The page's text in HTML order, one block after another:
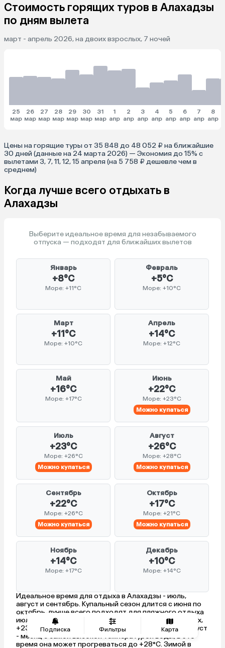
Подписка Фильтры Карта
Стоимость горящих туров в Алахадзы
по дням вылета
март - апрель 2026, на двоих взрослых, 7 ночей
25
мар
26
мар
27
мар
28
мар
29
мар
30
мар
31
мар
1
апр
2
апр
3
апр
4
апр
5
апр
6
апр
7
апр
8
апр
Цены на горящие туры от 35 848 до 48 052 ₽ на ближайшие
30 дней (данные на 24 марта 2026) — Экономия до 15% с
вылетами 3, 7, 11, 12, 15 апреля (на 5 758 ₽ дешевле чем в
среднем)
Когда лучше всего отдыхать в
Алахадзы
Выберите идеальное время для незабываемого
отпуска — подходят для ближайших вылетов
Январь
+8°C
Море: +11°C
Февраль
+5°C
Море: +10°C
Март
+11°C
Море: +10°C
Апрель
+14°C
Море: +12°C
Май
+16°C
Море: +17°C
Июнь
+22°C
Море: +23°C
Можно купаться
Июль
+23°C
Море: +26°C
Можно купаться
Август
+26°C
Море: +28°C
Можно купаться
Сентябрь
+22°C
Море: +26°C
Можно купаться
Октябрь
+17°C
Море: +21°C
Можно купаться
Ноябрь
+14°C
Море: +17°C
Декабрь
+10°C
Море: +14°C
Идеальное время для отдыха в Алахадзы - июль,
август и сентябрь. Купальный сезон длится с июня по
октябрь, лучше всего подходят для пляжного отдыха
июль (+23°C воздух, +26°C вода), июнь (+22°C воздух,
+23°C вода), август (+26°C воздух, +28°C вода). Август
- месяц с самой высокой температурой воды, в это
время она может прогреваться до +28°C. Зимой в